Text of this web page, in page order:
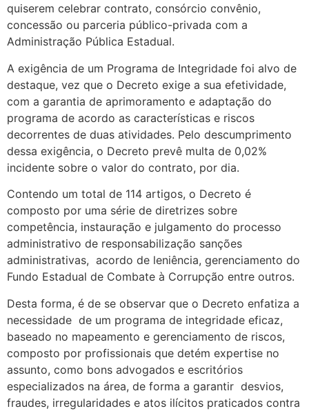
quiserem celebrar contrato, consórcio convênio,
concessão ou parceria público-privada com a
Administração Pública Estadual.
A exigência de um Programa de Integridade foi alvo de
destaque, vez que o Decreto exige a sua efetividade,
com a garantia de aprimoramento e adaptação do
programa de acordo as características e riscos
decorrentes de duas atividades. Pelo descumprimento
dessa exigência, o Decreto prevê multa de 0,02%
incidente sobre o valor do contrato, por dia.
Contendo um total de 114 artigos, o Decreto é
composto por uma série de diretrizes sobre
competência, instauração e julgamento do processo
administrativo de responsabilização sanções
administrativas, acordo de leniência, gerenciamento do
Fundo Estadual de Combate à Corrupção entre outros.
Desta forma, é de se observar que o Decreto enfatiza a
necessidade de um programa de integridade eficaz,
baseado no mapeamento e gerenciamento de riscos,
composto por profissionais que detém expertise no
assunto, como bons advogados e escritórios
especializados na área, de forma a garantir desvios,
fraudes, irregularidades e atos ilícitos praticados contra